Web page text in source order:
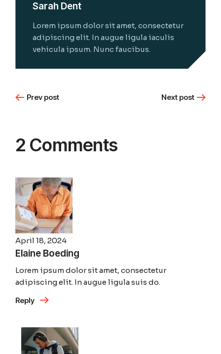
Sarah Dent
Lorem ipsum dolor sit amet, consectetur
adipiscing elit. In augue ligula iaculis
vehicula ipsum. Nunc faucibus.
Prev post Next post
2 Comments
April 18, 2024
Elaine Boeding
Lorem ipsum dolor sit amet, consectetur
adipiscing elit. In augue ligula suis do.
Reply